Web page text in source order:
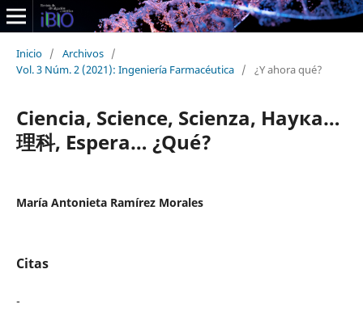
Inicio / Archivos /
Vol. 3 Núm. 2 (2021): Ingeniería Farmacéutica / ¿Y ahora qué?
Ciencia, Science, Scienza, Наука…
理科, Espera… ¿Qué?
María Antonieta Ramírez Morales
Citas
-